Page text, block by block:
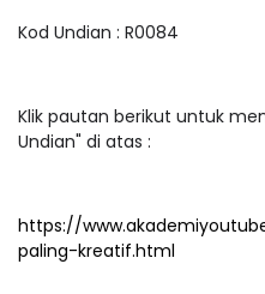
Kod Undian : R0084
Klik pautan berikut untuk
Undian" di atas :
https://
paling-kreatif.html